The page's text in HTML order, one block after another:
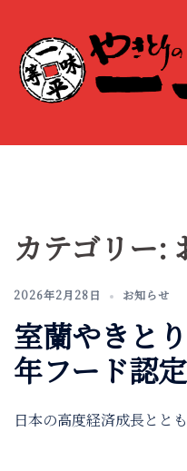
ス
カテゴリー:
2026年2月28日 お知らせ
室蘭やきと
年フード認
日本の高度経済成長とと